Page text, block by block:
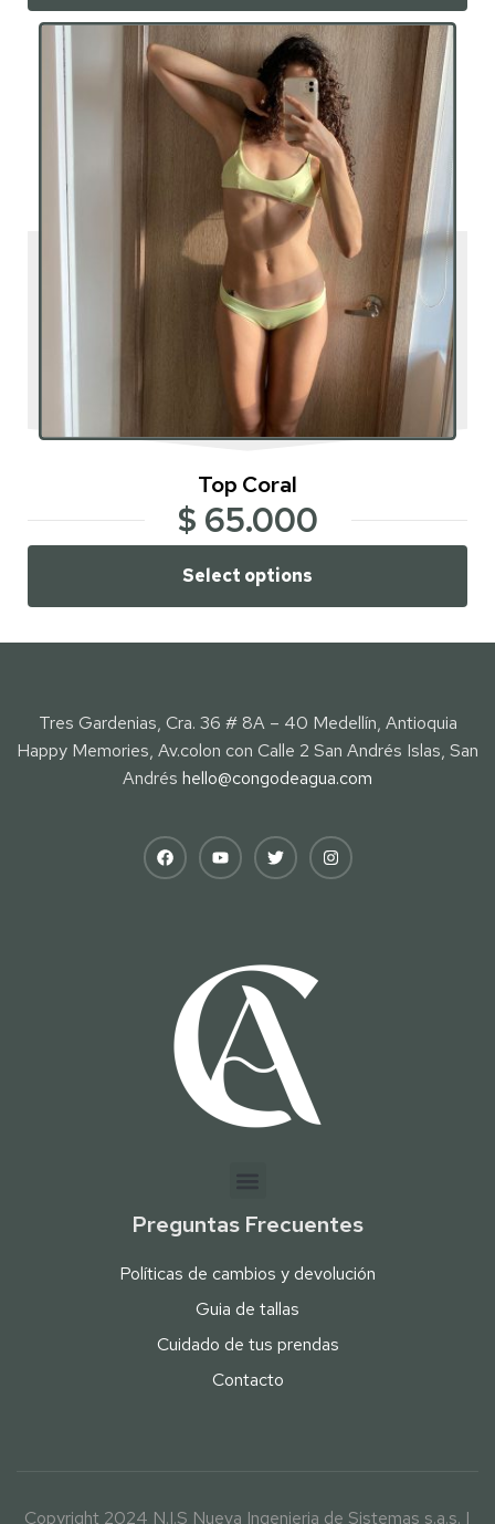
Top Coral
$ 65.000
Select options
Preguntas Frecuentes
Políticas de cambios y devolución
Guia de tallas
Cuidado de tus prendas
Contacto
Tres Gardenias, Cra. 36 # 8A – 40 Medellín, Antioquia
Happy Memories, Av.colon con Calle 2 San Andrés Islas, San
Andrés hello@congodeagua.com
Copyright 2024 N.I.S Nueva Ingenieria de Sistemas s.a.s. |